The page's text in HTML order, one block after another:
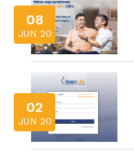
08
JUN 20
02
JUN 20